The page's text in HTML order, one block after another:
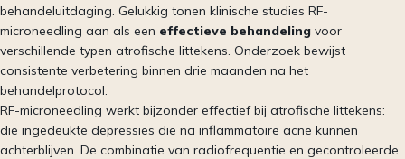
behandeluitdaging. Gelukkig tonen klinische studies RF-
microneedling aan als een effectieve behandeling voor
verschillende typen atrofische littekens. Onderzoek bewijst
consistente verbetering binnen drie maanden na het
behandelprotocol.
RF-microneedling werkt bijzonder effectief bij atrofische littekens:
die ingedeukte depressies die na inflammatoire acne kunnen
achterblijven. De combinatie van radiofrequentie en gecontroleerde